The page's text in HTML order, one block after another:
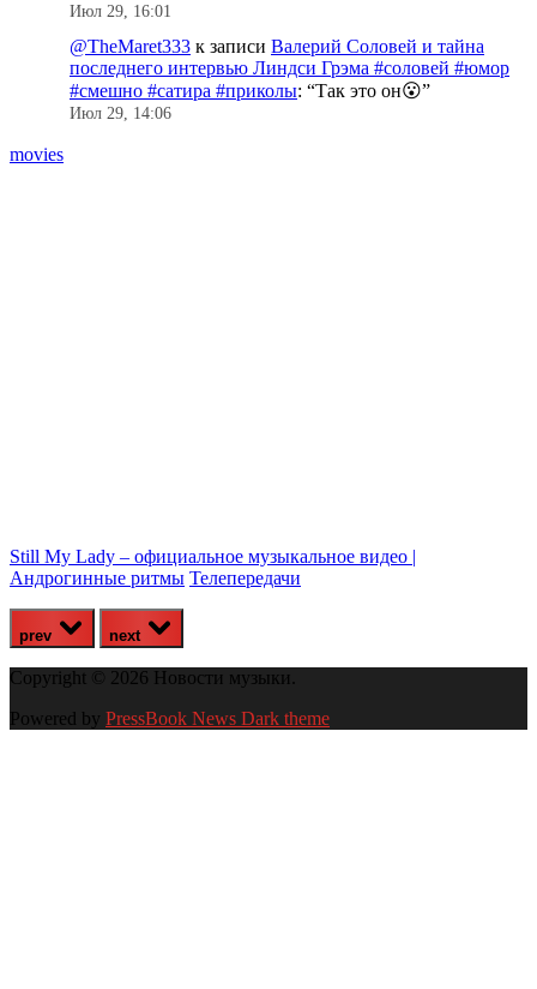
Июл 29, 16:01
@TheMaret333 к записи Валерий Соловей и тайна
последнего интервью Линдси Грэма #соловей #юмор
#смешно #сатира #приколы: “Так это он😮”
Июл 29, 14:06
movies
Still My Lady – официальное музыкальное видео |
Андрогинные ритмы Телепередачи
prev next
Copyright © 2026 Новости музыки.
Powered by PressBook News Dark theme